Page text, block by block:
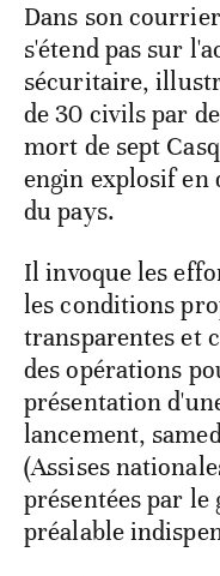
Dans son
s'étend pas sur
sécuritaire,
de 30 civils par
mort de sept
engin explosif en
du pays.
Il invoque les
les conditions
transparentes et
des opérations
présentation
lancement,
(Assises
présentées par
préalable